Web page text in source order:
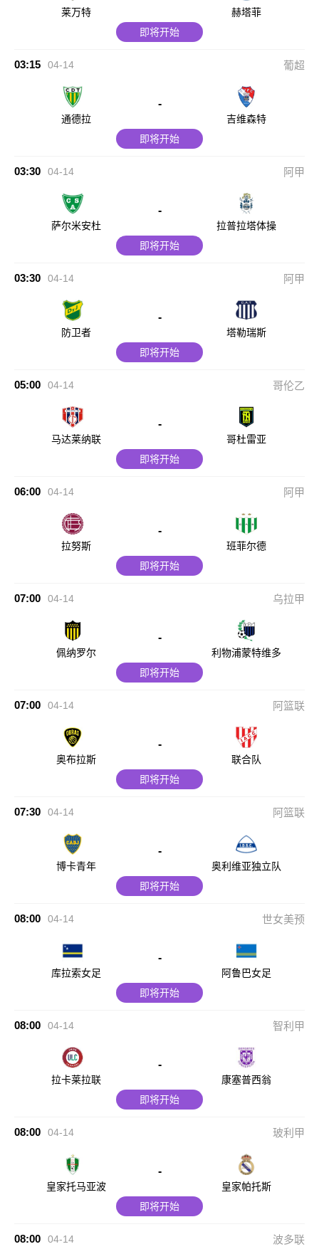
莱万特
赫塔菲
即将开始
03:15 04-14 葡超
通德拉
-
吉维森特
即将开始
03:30 04-14 阿甲
萨尔米安杜
-
拉普拉塔体操
即将开始
03:30 04-14 阿甲
防卫者
-
塔勒瑞斯
即将开始
05:00 04-14 哥伦乙
马达莱纳联
-
哥杜雷亚
即将开始
06:00 04-14 阿甲
拉努斯
-
班菲尔德
即将开始
07:00 04-14 乌拉甲
佩纳罗尔
-
利物浦蒙特维多
即将开始
07:00 04-14 阿篮联
奥布拉斯
-
联合队
即将开始
07:30 04-14 阿篮联
博卡青年
-
奥利维亚独立队
即将开始
08:00 04-14 世女美预
库拉索女足
-
阿鲁巴女足
即将开始
08:00 04-14 智利甲
拉卡莱拉联
-
康塞普西翁
即将开始
08:00 04-14 玻利甲
皇家托马亚波
-
皇家帕托斯
即将开始
08:00 04-14 波多联